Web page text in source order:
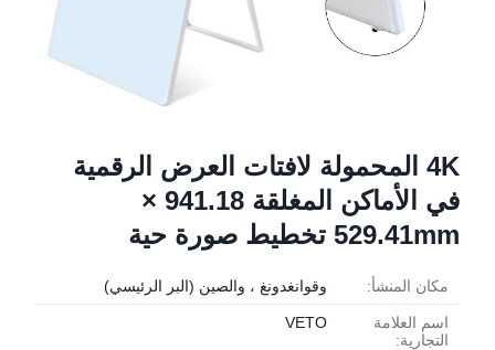
4K المحمولة لافتات العرض الرقمية
في الأماكن المغلقة 941.18 ×
529.41mm تخطيط صورة حية
مكان المنشأ: وقوانغدونغ ، والصين (البر الرئيسي)
اسم العلامة
التجارية:
VETO